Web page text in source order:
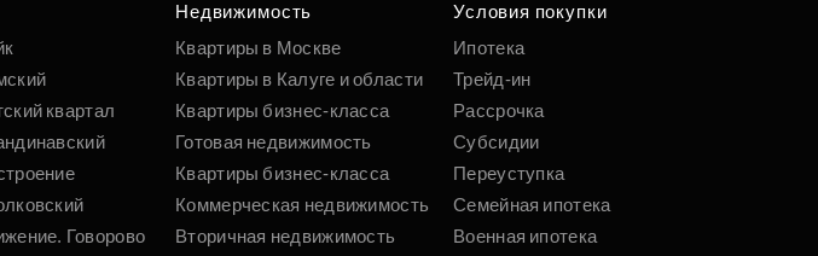
квартал
Говорово
Недвижимость
Квартиры в Москве
Квартиры в Калуге и области
Квартиры бизнес-класса
Готовая недвижимость
Квартиры бизнес-класса
Коммерческая недвижимость
Вторичная недвижимость
Условия покупки
Ипотека
Трейд-ин
Рассрочка
Субсидии
Переуступка
Семейная ипотека
Военная ипотека